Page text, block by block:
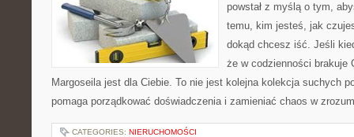
powstał z myślą o tym,
temu, kim jesteś, jak
dokąd chcesz iść. Jeśli
że w codzienności brakuje
Margoseila jest dla Ciebie. To nie jest kolejna kolekcja suchych
pomaga porządkować doświadczenia i zamieniać chaos w
CATEGORIES: NIERUCHOMOŚCI